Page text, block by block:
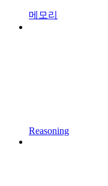
메모리
Reasoning